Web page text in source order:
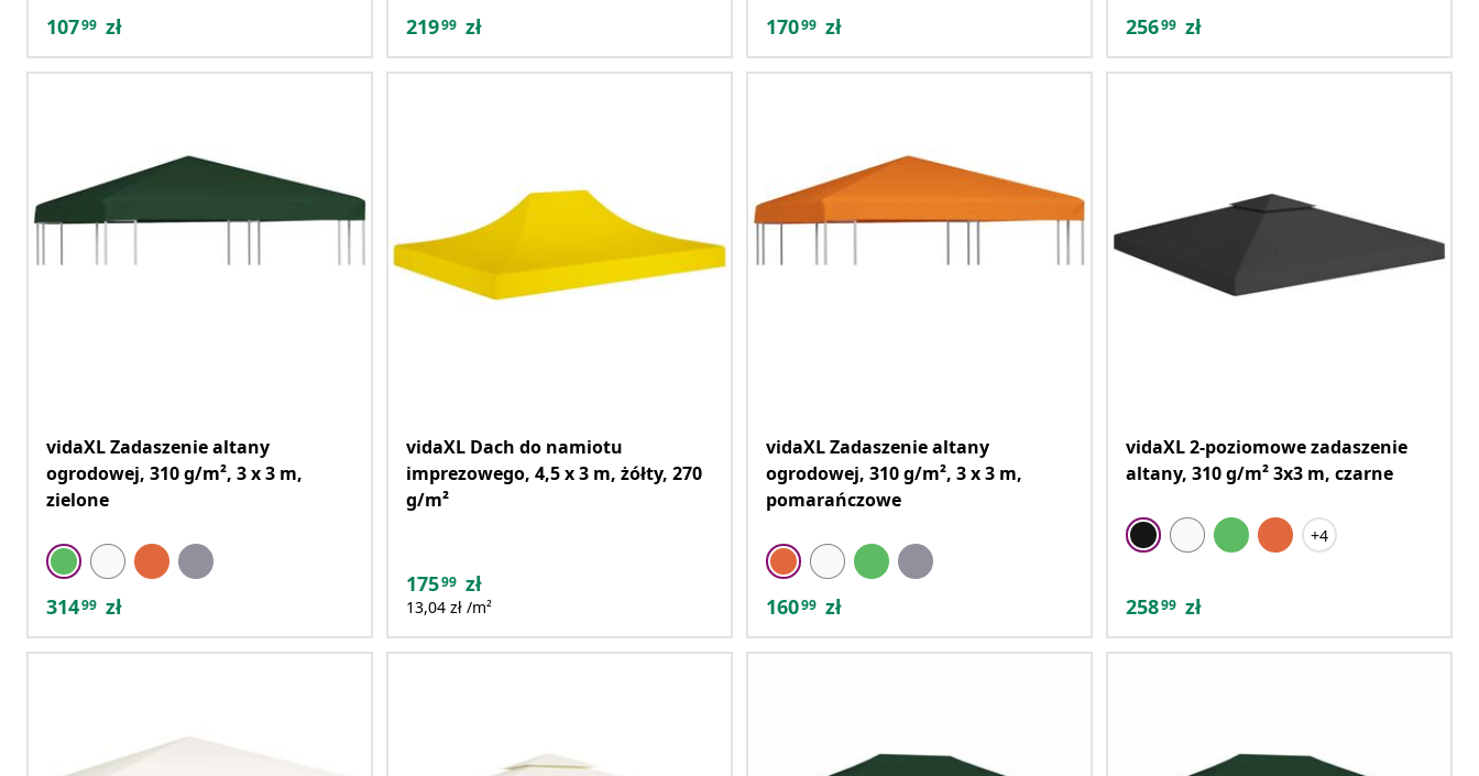
10799 zł 21999 zł 17099 zł 25699 zł
vidaXL Zadaszenie altany
ogrodowej, 310 g/m², 3 x 3 m,
zielone
31499 zł
vidaXL Dach do namiotu
imprezowego, 4,5 x 3 m, żółty, 270
g/m²
17599 zł
13,04 zł /m²
vidaXL Zadaszenie altany
ogrodowej, 310 g/m², 3 x 3 m,
pomarańczowe
16099 zł
vidaXL 2-poziomowe zadaszenie
altany, 310 g/m² 3x3 m, czarne
+4
25899 zł